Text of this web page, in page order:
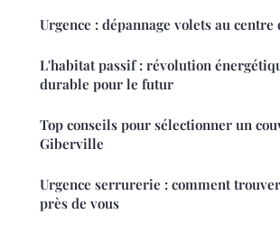
Urgence : dépannage volets au centre
L'habitat passif : révolution
durable pour le futur
Top conseils pour sélectionner un
Giberville
Urgence serrurerie : comment
près de vous